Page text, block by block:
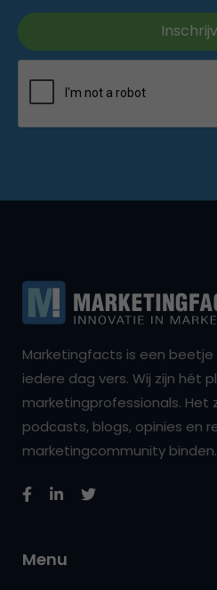
Marketingfacts is een beetje
iedere dag vers. Wij zijn hét
marketingprofessionals. Het
podcasts, blogs, opinies en
marketingcommunity binden.
Menu